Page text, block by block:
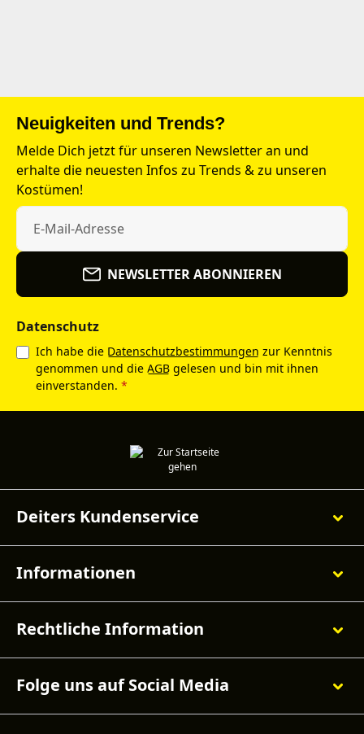
Neuigkeiten und Trends?
Melde Dich jetzt für unseren Newsletter an und
erhalte die neuesten Infos zu Trends & zu unseren
Kostümen!
NEWSLETTER ABONNIEREN
Datenschutz
Ich habe die Datenschutzbestimmungen zur Kenntnis
genommen und die AGB gelesen und bin mit ihnen
einverstanden. *
Deiters Kundenservice
Informationen
Rechtliche Information
Folge uns auf Social Media